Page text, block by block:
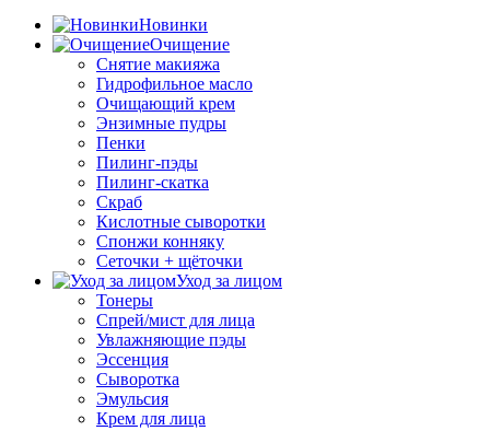
Новинки
Очищение
Снятие макияжа
Гидрофильное масло
Очищающий крем
Энзимные пудры
Пенки
Пилинг-пэды
Пилинг-скатка
Скраб
Кислотные сыворотки
Спонжи конняку
Сеточки + щёточки
Уход за лицом
Тонеры
Спрей/мист для лица
Увлажняющие пэды
Эссенция
Сыворотка
Эмульсия
Крем для лица